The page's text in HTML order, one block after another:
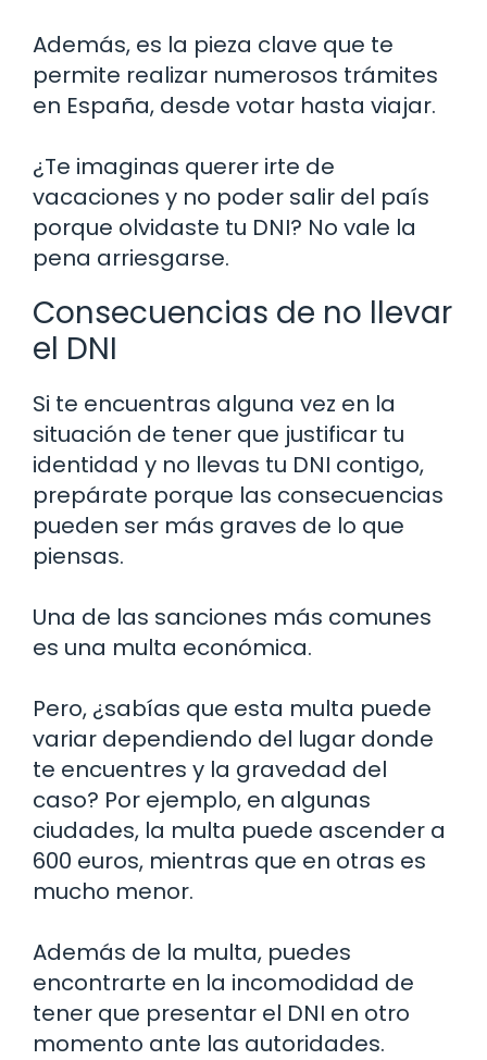
Además, es la pieza clave que te
permite realizar numerosos trámites
en España, desde votar hasta viajar.
¿Te imaginas querer irte de
vacaciones y no poder salir del país
porque olvidaste tu DNI? No vale la
pena arriesgarse.
Consecuencias de no llevar
el DNI
Si te encuentras alguna vez en la
situación de tener que justificar tu
identidad y no llevas tu DNI contigo,
prepárate porque las consecuencias
pueden ser más graves de lo que
piensas.
Una de las sanciones más comunes
es una multa económica.
Pero, ¿sabías que esta multa puede
variar dependiendo del lugar donde
te encuentres y la gravedad del
caso? Por ejemplo, en algunas
ciudades, la multa puede ascender a
600 euros, mientras que en otras es
mucho menor.
Además de la multa, puedes
encontrarte en la incomodidad de
tener que presentar el DNI en otro
momento ante las autoridades.